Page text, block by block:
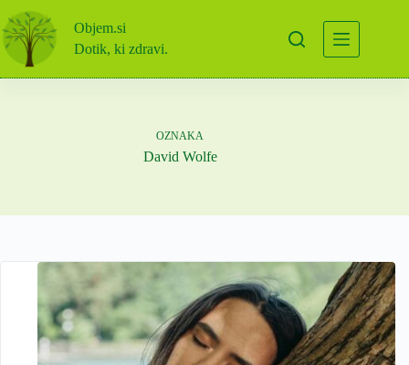
to
content
Objem.si
Dotik, ki zdravi.
OZNAKA
David Wolfe